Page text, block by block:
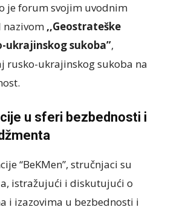
je forum svojim uvodnim
nazivom ,,Geostrateške
ukrajinskog sukoba”,
rusko-ukrajinskog sukoba na
u sferi bezbednosti i
“BeKMen”, stručnjaci su
istražujući i diskutujući o
i izazovima u bezbednosti i